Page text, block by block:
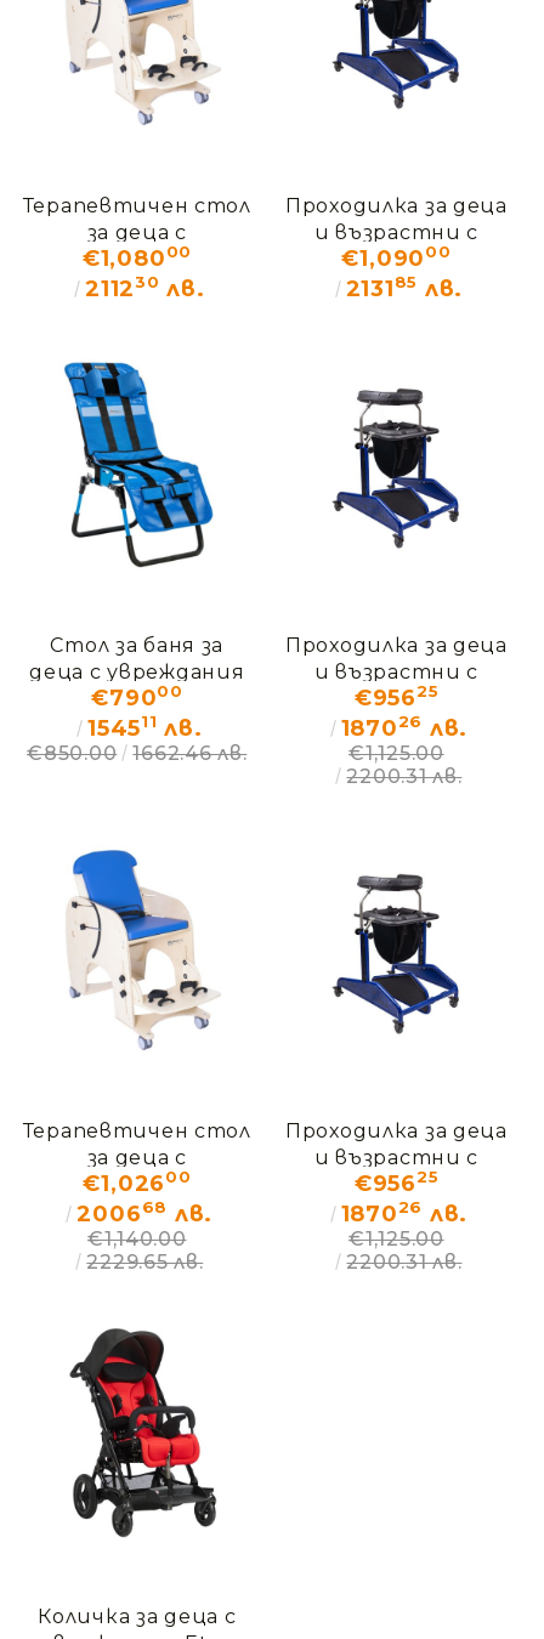
Терапевтичен стол
за деца с
увреждания
ДЖЪМБО
€1,08000
211230 лв.
Проходилка за деца
и възрастни с
увреждания
АКТИВОЛ
€1,09000
213185 лв.
Стол за баня за
деца с увреждания
AKVOSEGO
€79000
154511 лв.
€850.00 1662.46 лв.
Проходилка за деца
и възрастни с
увреждания
АКТИВОЛ – ДЕМО
(без кашон)
€95625
187026 лв.
€1,125.00
2200.31 лв.
Терапевтичен стол
за деца с
увреждания
ДЖЪМБО – ДЕМО
(без кашон)
€1,02600
200668 лв.
€1,140.00
2229.65 лв.
Проходилка за деца
и възрастни с
увреждания
АКТИВОЛ – ДЕМО
(без кашон)
€95625
187026 лв.
€1,125.00
2200.31 лв.
Количка за деца с